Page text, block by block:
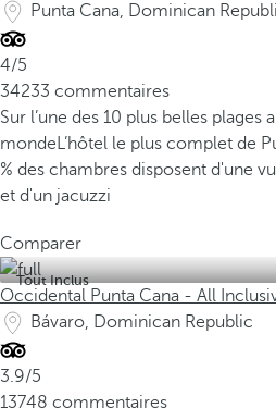
Punta Cana, Dominican
4/5
34233 commentaires
Sur l’une des 10 plus belles plages
mondeL’hôtel le plus complet de
% des chambres disposent d'une
et d'un jacuzzi
Comparer
Tout Inclus
Occidental Punta Cana - All
Bávaro, Dominican Republic
3.9/5
13748 commentaires
r
o
L
'
u
n
e
d
s
p
l
a
g
e